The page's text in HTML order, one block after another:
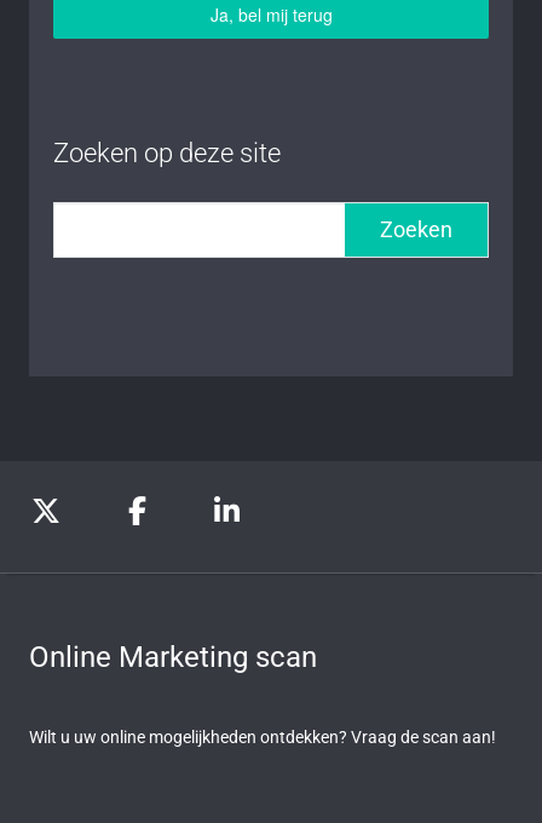
Ja, bel mij terug
Zoeken op deze site
Zoeken
Online Marketing scan
Wilt u uw online mogelijkheden ontdekken? Vraag de scan aan!